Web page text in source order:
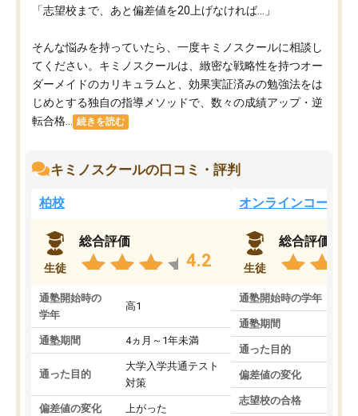
「志望校まで、あと偏差値を20上げなければ…」
そんな悩みを持っていたら、一度キミノスクールに相談し
てください。キミノスクールは、緻密な戦略性を持つオー
ダーメイドのカリキュラムと、効果実証済みの勉強法をは
じめとする独自の指導メソッドで、数々の成績アップ・逆
転合格...
続きを読む
キミノスクールの口コミ・評判
柏校
生徒
総合評価
4.2
通塾開始時の
学年
高1
通塾期間 4ヵ月～1年未満
通った目的
大学入学共通テスト
対策
偏差値の変化 上がった
オンラインコース
生徒
総合評価
通塾開始時の学年
通塾期間
通った目的
偏差値の変化
志望校の合格